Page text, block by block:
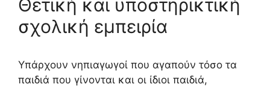
Θετική και υποστηρικτική
σχολική εμπειρία
Υπάρχουν νηπιαγωγοί που αγαπούν τόσο τα
παιδιά που γίνονται και οι ίδιοι παιδιά,